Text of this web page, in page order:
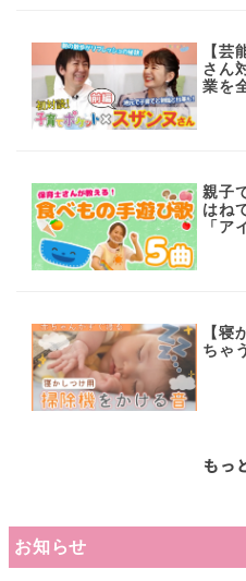
【芸
さん
業を
親子
はね
「
【寝
ちゃ
もっ
お知らせ